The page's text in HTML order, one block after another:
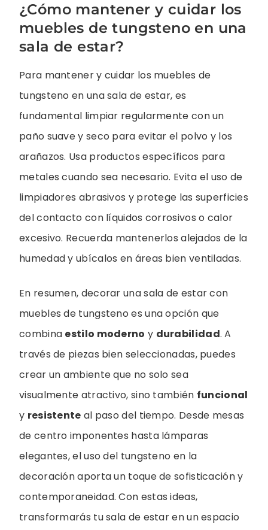
¿Cómo mantener y cuidar los
muebles de tungsteno en una
sala de estar?
Para mantener y cuidar los muebles de
tungsteno en una sala de estar, es
fundamental limpiar regularmente con un
paño suave y seco para evitar el polvo y los
arañazos. Usa productos específicos para
metales cuando sea necesario. Evita el uso de
limpiadores abrasivos y protege las superficies
del contacto con líquidos corrosivos o calor
excesivo. Recuerda mantenerlos alejados de la
humedad y ubícalos en áreas bien ventiladas.
En resumen, decorar una sala de estar con
muebles de tungsteno es una opción que
combina estilo moderno y durabilidad. A
través de piezas bien seleccionadas, puedes
crear un ambiente que no solo sea
visualmente atractivo, sino también funcional
y resistente al paso del tiempo. Desde mesas
de centro imponentes hasta lámparas
elegantes, el uso del tungsteno en la
decoración aporta un toque de sofisticación y
contemporaneidad. Con estas ideas,
transformarás tu sala de estar en un espacio